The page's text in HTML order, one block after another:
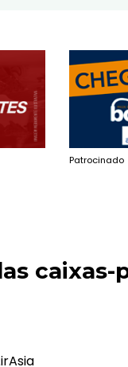
Patrocinado
caixas-